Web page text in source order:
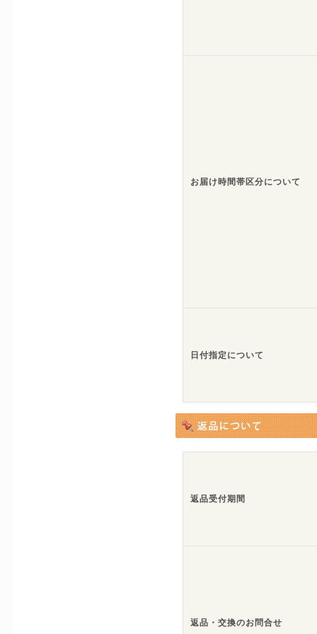
お届け時間帯区分について
日付指定について
返品受付期間
返品・交換のお問合せ